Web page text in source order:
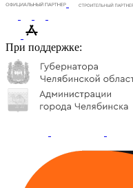
При поддержке: